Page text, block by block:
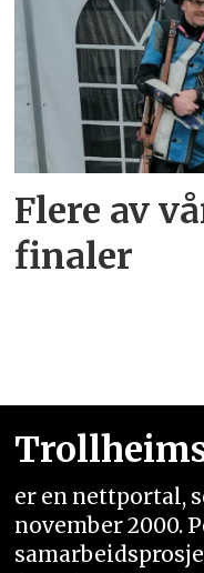
Flere av
finaler
er en nettportal,
november 2000.